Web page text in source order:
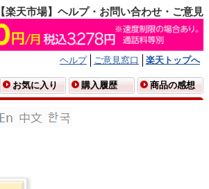
【楽天市場】ヘルプ・お問い合わせ・ご意見
ヘルプ ご意見窓口
楽天トップへ
お気に入り 購入履歴 商品の感想